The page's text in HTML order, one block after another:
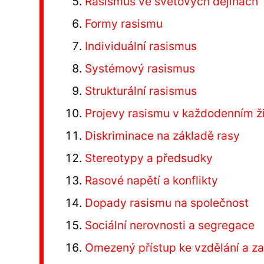
Formy rasismu
Individuální rasismus
Systémový rasismus
Strukturální rasismus
Projevy rasismu v každodenním
Diskriminace na základě rasy
Stereotypy a předsudky
Rasové napětí a konflikty
Dopady rasismu na společnost
Sociální nerovnosti a segregace
Omezený přístup ke vzdělání a